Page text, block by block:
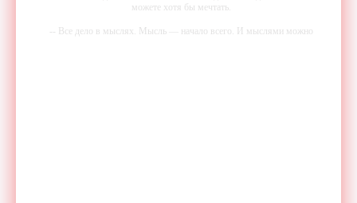
можете хотя бы мечтать.
-- Все дело в мыслях. Мысль — начало всего. И мыслями можно